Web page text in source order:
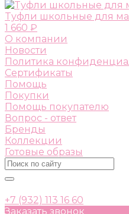
Tуфли школьные для
1 660 ₽
О компании
Новости
Политика
Сертификаты
Помощь
Покупки
Помощь покупателю
Вопрос - ответ
Бренды
Коллекции
Готовые образы
+7 (932) 113 16 60
Заказать звонок